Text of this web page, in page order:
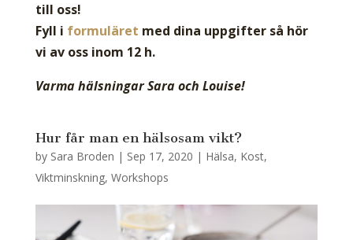
till oss!
Fyll i formuläret med dina uppgifter så hör
vi av oss inom 12 h.
Varma hälsningar Sara och Louise!
Hur får man en hälsosam vikt?
by Sara Broden | Sep 17, 2020 | Hälsa, Kost,
Viktminskning, Workshops